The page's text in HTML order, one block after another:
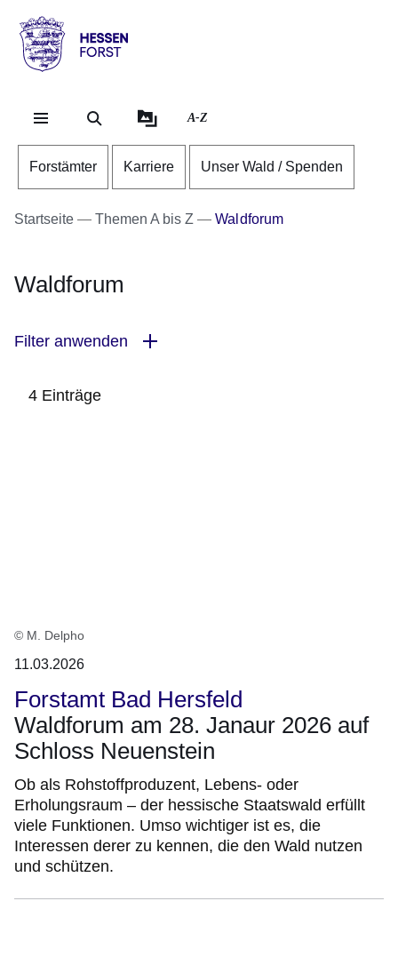
Hessen
Forst
A-Z
Forstämter Karriere Unser Wald / Spenden
Startseite Themen A bis Z Waldforum
Waldforum
Filter anwenden
4 Einträge
© M. Delpho
11.03.2026
Forstamt Bad Hersfeld
Waldforum am 28. Janaur 2026 auf
Schloss Neuenstein
Ob als Rohstoffproduzent, Lebens- oder
Erholungsraum – der hessische Staatswald erfüllt
viele Funktionen. Umso wichtiger ist es, die
Interessen derer zu kennen, die den Wald nutzen
und schützen.